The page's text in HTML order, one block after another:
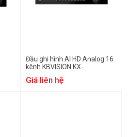
Đầu ghi hình AI HD Analog 16
kênh KBVISION KX-
Giá liên hệ